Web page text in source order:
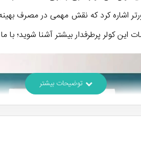
اشاره کرد که نقش مهمی در مصرف
کولر پرطرفدار بیشتر آشنا شوید؛ با ما